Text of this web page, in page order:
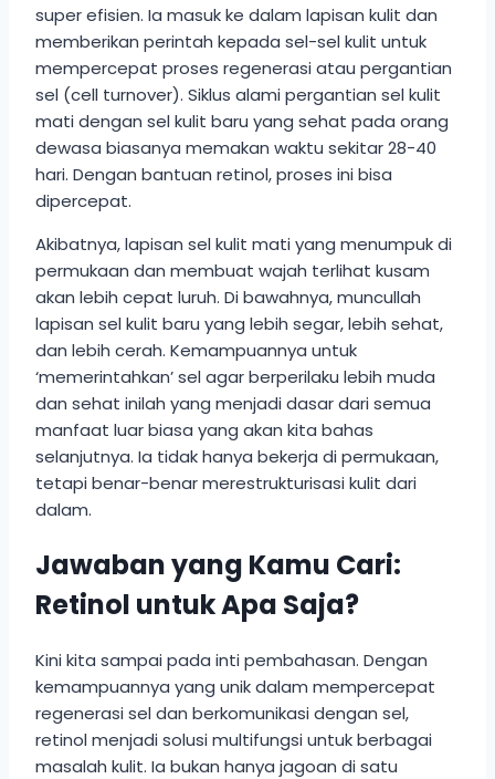
super efisien. Ia masuk ke dalam lapisan kulit dan
memberikan perintah kepada sel-sel kulit untuk
mempercepat proses regenerasi atau pergantian
sel (cell turnover). Siklus alami pergantian sel kulit
mati dengan sel kulit baru yang sehat pada orang
dewasa biasanya memakan waktu sekitar 28-40
hari. Dengan bantuan retinol, proses ini bisa
dipercepat.
Akibatnya, lapisan sel kulit mati yang menumpuk di
permukaan dan membuat wajah terlihat kusam
akan lebih cepat luruh. Di bawahnya, muncullah
lapisan sel kulit baru yang lebih segar, lebih sehat,
dan lebih cerah. Kemampuannya untuk
‘memerintahkan’ sel agar berperilaku lebih muda
dan sehat inilah yang menjadi dasar dari semua
manfaat luar biasa yang akan kita bahas
selanjutnya. Ia tidak hanya bekerja di permukaan,
tetapi benar-benar merestrukturisasi kulit dari
dalam.
Jawaban yang Kamu Cari:
Retinol untuk Apa Saja?
Kini kita sampai pada inti pembahasan. Dengan
kemampuannya yang unik dalam mempercepat
regenerasi sel dan berkomunikasi dengan sel,
retinol menjadi solusi multifungsi untuk berbagai
masalah kulit. Ia bukan hanya jagoan di satu